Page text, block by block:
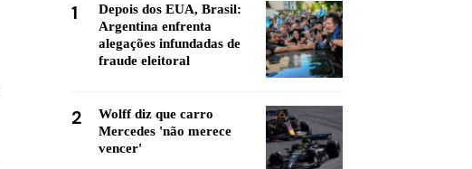
1
Depois dos EUA, Brasil:
Argentina enfrenta
alegações infundadas de
fraude eleitoral
2
Wolff diz que carro
Mercedes 'não merece
vencer'